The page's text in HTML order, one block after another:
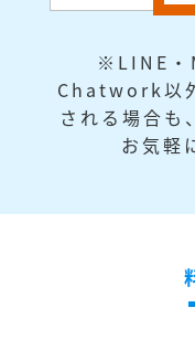
※LINE・
Chatwork以
される場合も
お気軽